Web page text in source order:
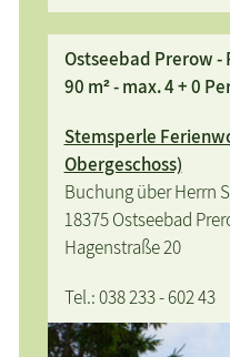
Ostseebad Prerow -
90 m² - max. 4 + 0
Stemsperle
Obergeschoss)
Buchung über Herrn
18375 Ostseebad
Hagenstraße 20
Tel.: 038 233 - 602 43